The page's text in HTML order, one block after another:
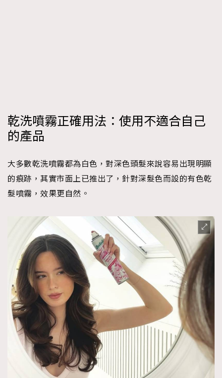
TRENDING
乾洗噴霧正確用法：使用不適合自己
的產品
大多數乾洗噴霧都為白色，對深色頭髮來說容易出現明顯
的痕跡，其實市面上已推出了，針對深髮色而設的有色乾
髮噴霧，效果更自然。